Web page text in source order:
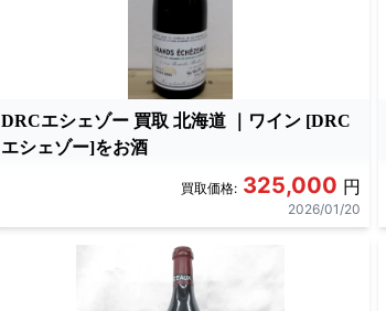
DRCエシェゾー 買取 北海道 ｜ワイン [DRC
エシェゾー]をお酒
買取価格: 325,000 円
2026/01/20